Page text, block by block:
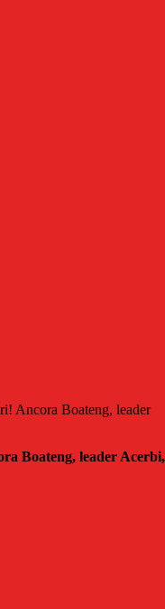
Ancora Boateng, leader
Boateng, leader Acerbi,